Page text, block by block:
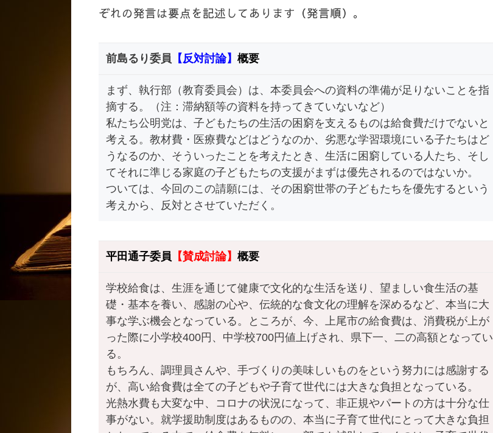
ぞれの発言は要点を記述してあります（発言順）。
前島るり委員 【反対討論】 概要
まず、執行部（教育委員会）は、本委員会への資料の準備が足りないことを指
摘する。（注：滞納額等の資料を持ってきていないなど）
私たち公明党は、子どもたちの生活の困窮を支えるものは給食費だけでないと
考える。教材費・医療費などはどうなのか、劣悪な学習環境にいる子たちはど
うなるのか、そういったことを考えたとき、生活に困窮している人たち、そし
てそれに準じる家庭の子どもたちの支援がまずは優先されるのではないか。
ついては、今回のこの請願には、その困窮世帯の子どもたちを優先するという
考えから、反対とさせていただく。
平田通子委員 【賛成討論】 概要
学校給食は、生涯を通じて健康で文化的な生活を送り、望ましい食生活の基
礎・基本を養い、感謝の心や、伝統的な食文化の理解を深めるなど、本当に大
事な学ぶ機会となっている。ところが、今、上尾市の給食費は、消費税が上が
った際に小学校400円、中学校700円値上げされ、県下一、二の高額となってい
る。
もちろん、調理員さんや、手づくりの美味しいものをという努力には感謝する
が、高い給食費は全ての子どもや子育て世代には大きな負担となっている。
光熱水費も大変な中、コロナの状況になって、非正規やパートの方は十分な仕
事がない。就学援助制度はあるものの、本当に子育て世代にとって大きな負担